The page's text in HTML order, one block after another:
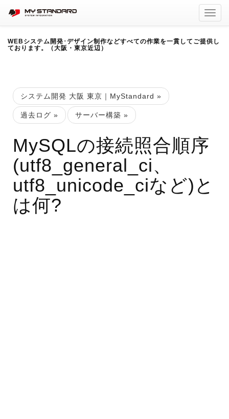
WEBシステム開発･デザイン制作などすべての作業を一貫してご提供し
ております。（大阪・東京近辺）
システム開発 大阪 東京｜MyStandard »
過去ログ » サーバー構築 »
MySQLの接続照合順序
(utf8_general_ci、
utf8_unicode_ciなど)と
は何?